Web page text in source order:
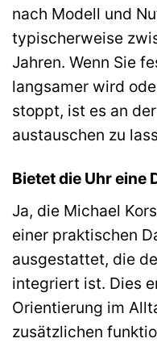
nach Modell und
typischerweise
Jahren. Wenn Sie
langsamer wird
stoppt, ist es an
austauschen zu
Bietet die Uhr eine
Ja, die Michael
einer praktischen
ausgestattet, die
integriert ist. Dies
Orientierung im
zusätzlichen